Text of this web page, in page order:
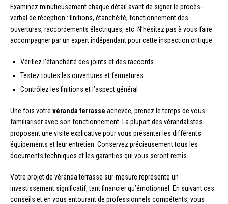
Examinez minutieusement chaque détail avant de signer le procès-
verbal de réception : finitions, étanchéité, fonctionnement des
ouvertures, raccordements électriques, etc. N’hésitez pas à vous faire
accompagner par un expert indépendant pour cette inspection critique.
Vérifiez l’étanchéité des joints et des raccords
Testez toutes les ouvertures et fermetures
Contrôlez les finitions et l’aspect général
Une fois votre véranda terrasse achevée, prenez le temps de vous
familiariser avec son fonctionnement. La plupart des vérandalistes
proposent une visite explicative pour vous présenter les différents
équipements et leur entretien. Conservez précieusement tous les
documents techniques et les garanties qui vous seront remis.
Votre projet de véranda terrasse sur-mesure représente un
investissement significatif, tant financier qu’émotionnel. En suivant ces
conseils et en vous entourant de professionnels compétents, vous